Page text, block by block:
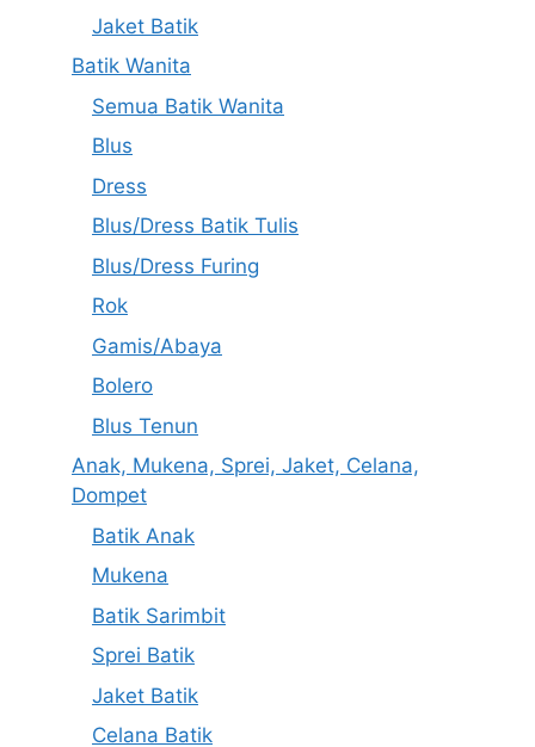
Jaket Batik
Batik Wanita
Semua Batik Wanita
Blus
Dress
Blus/Dress Batik Tulis
Blus/Dress Furing
Rok
Gamis/Abaya
Bolero
Blus Tenun
Anak, Mukena, Sprei, Jaket, Celana,
Dompet
Batik Anak
Mukena
Batik Sarimbit
Sprei Batik
Jaket Batik
Celana Batik